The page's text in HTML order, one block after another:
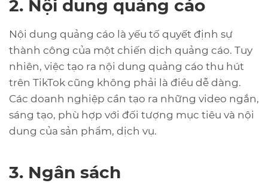
2. Nội dung quảng cáo
Nội dung quảng cáo là yếu tố quyết định sự
thành công của một chiến dịch quảng cáo. Tuy
nhiên, việc tạo ra nội dung quảng cáo thu hút
trên TikTok cũng không phải là điều dễ dàng.
Các doanh nghiệp cần tạo ra những video ngắn,
sáng tạo, phù hợp với đối tượng mục tiêu và nội
dung của sản phẩm, dịch vụ.
3. Ngân sách